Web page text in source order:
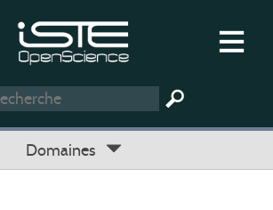
Domaines